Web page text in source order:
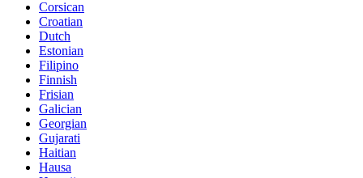
Corsican
Croatian
Dutch
Estonian
Filipino
Finnish
Frisian
Galician
Georgian
Gujarati
Haitian
Hausa